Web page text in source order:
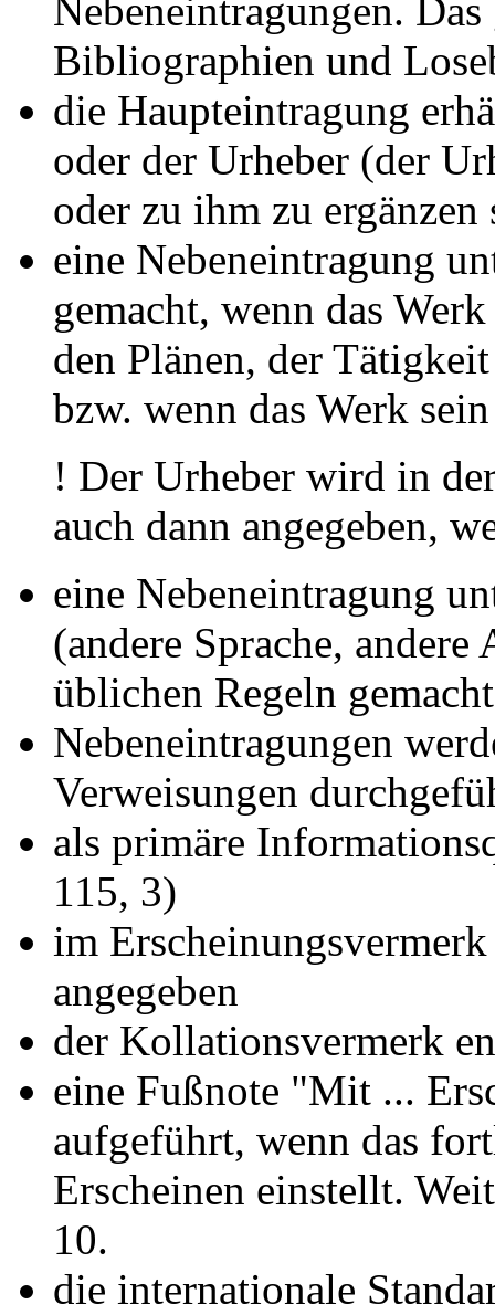
Nebeneintragungen.
Bibliographien und
die Haupteintragung
oder der Urheber (der
oder zu ihm zu ergänzen
eine Nebeneintragung
gemacht, wenn das
den Plänen, der
bzw. wenn das Werk
! Der Urheber wird in
auch dann angegeben,
eine Nebeneintragung
(andere Sprache,
üblichen Regeln gemacht
Nebeneintragungen
Verweisungen
als primäre
115, 3)
im
angegeben
der Kollationsvermerk
eine Fußnote "Mit ...
aufgeführt, wenn das
Erscheinen einstellt.
10.
die internationale